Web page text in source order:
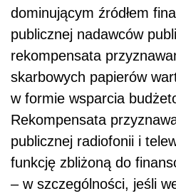
dominującym źródłem
publicznej nadawców
rekompensata
skarbowych papierów
w formie wsparcia
Rekompensata
publicznej radiofonii i
funkcję zbliżoną do
– w szczególności, jeśli